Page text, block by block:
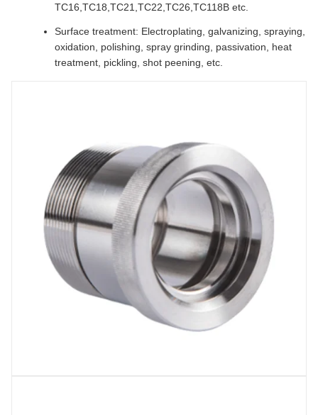
TC16,TC18,TC21,TC22,TC26,TC118B etc.
Surface treatment: Electroplating, galvanizing, spraying,
oxidation, polishing, spray grinding, passivation, heat
treatment, pickling, shot peening, etc.